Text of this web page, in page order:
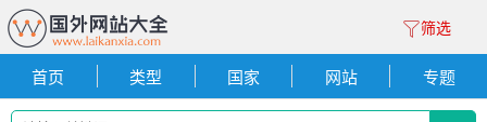
筛选
首页 类型 国家 网站 专题